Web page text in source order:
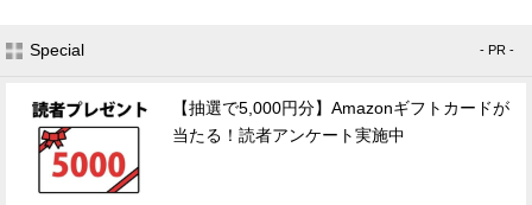
Special - PR -
【抽選で5,000円分】Amazonギフトカードが
当たる！読者アンケート実施中